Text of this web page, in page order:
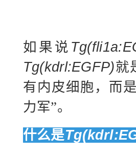
如果说
Tg(kdrl:EGFP)就
有内皮细胞，而
力军”。
什么是